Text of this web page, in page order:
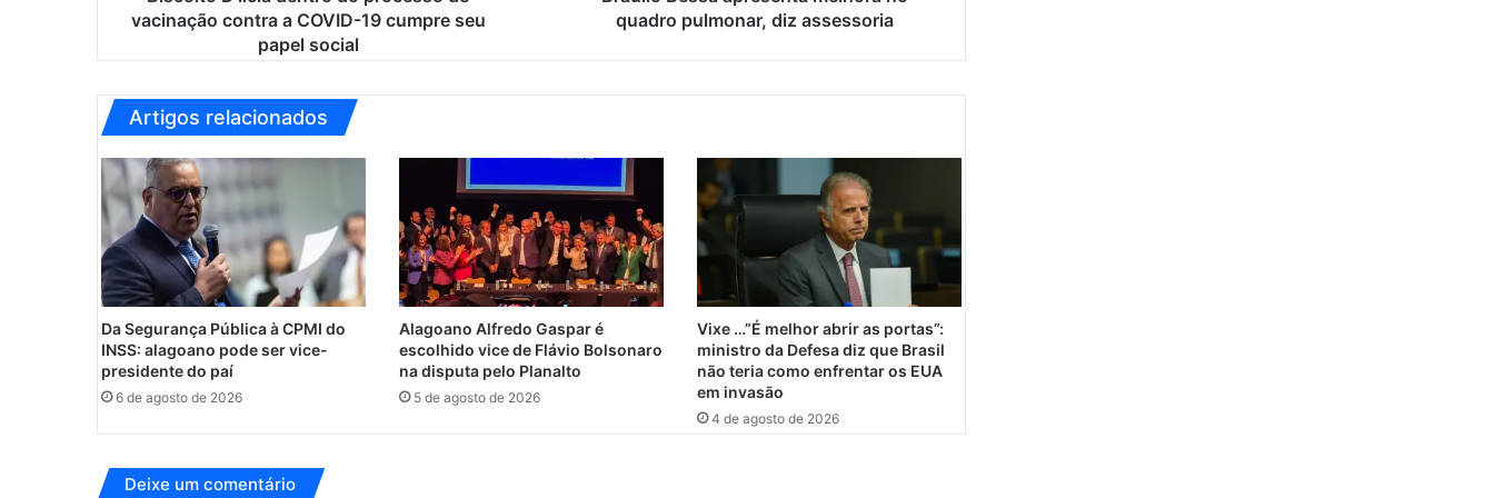
c
d
e
t
r
o
d
o
p
r
o
c
s
o
vacinação contra a COVID-19 cumpre seu
papel social
a
s
t
a
m
e
h
o
n
quadro pulmonar, diz assessoria
Artigos relacionados
Da Segurança Pública à CPMI do
INSS: alagoano pode ser vice-
presidente do paí
6 de agosto de 2026
Alagoano Alfredo Gaspar é
escolhido vice de Flávio Bolsonaro
na disputa pelo Planalto
5 de agosto de 2026
Vixe …”É melhor abrir as portas”:
ministro da Defesa diz que Brasil
não teria como enfrentar os EUA
em invasão
4 de agosto de 2026
Deixe um comentário